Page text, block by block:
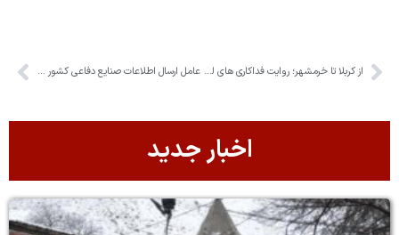
از کربلا تا خرمشهر؛ روایت فداکاری های لشکر ۱۰ سید الشهدا عامل ارسال اطلاعات صنایع دفاعی کشور اعدام شد
اخبار جدید